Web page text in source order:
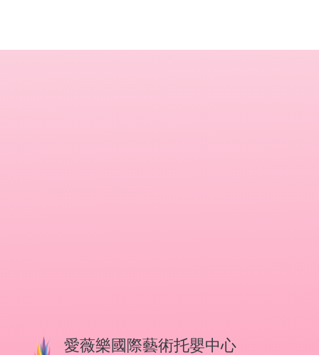
愛薇樂國際藝術托嬰中心